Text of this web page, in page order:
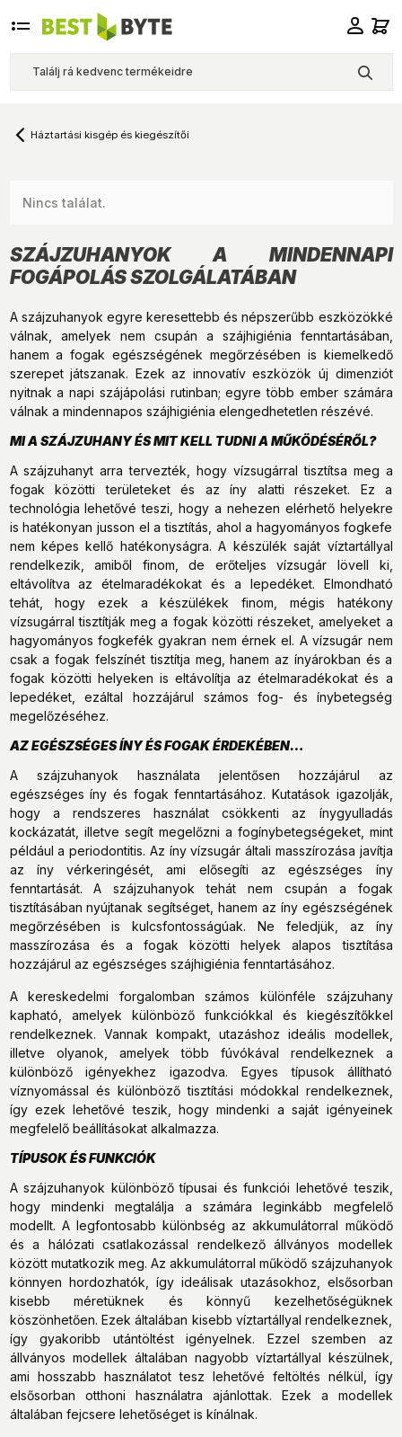
Háztartási kisgép és kiegészítői
Nincs találat.
SZÁJZUHANYOK A MINDENNAPI
FOGÁPOLÁS SZOLGÁLATÁBAN
A szájzuhanyok egyre keresettebb és népszerűbb eszközökké
válnak, amelyek nem csupán a szájhigiénia fenntartásában,
hanem a fogak egészségének megőrzésében is kiemelkedő
szerepet játszanak. Ezek az innovatív eszközök új dimenziót
nyitnak a napi szájápolási rutinban; egyre több ember számára
válnak a mindennapos szájhigiénia elengedhetetlen részévé.
MI A SZÁJZUHANY ÉS MIT KELL TUDNI A MŰKÖDÉSÉRŐL?
A szájzuhanyt arra tervezték, hogy vízsugárral tisztítsa meg a
fogak közötti területeket és az íny alatti részeket. Ez a
technológia lehetővé teszi, hogy a nehezen elérhető helyekre
is hatékonyan jusson el a tisztítás, ahol a hagyományos fogkefe
nem képes kellő hatékonyságra. A készülék saját víztartállyal
rendelkezik, amiből finom, de erőteljes vízsugár lövell ki,
eltávolítva az ételmaradékokat és a lepedéket. Elmondható
tehát, hogy ezek a készülékek finom, mégis hatékony
vízsugárral tisztítják meg a fogak közötti részeket, amelyeket a
hagyományos fogkefék gyakran nem érnek el. A vízsugár nem
csak a fogak felszínét tisztítja meg, hanem az ínyárokban és a
fogak közötti helyeken is eltávolítja az ételmaradékokat és a
lepedéket, ezáltal hozzájárul számos fog- és ínybetegség
megelőzéséhez.
AZ EGÉSZSÉGES ÍNY ÉS FOGAK ÉRDEKÉBEN…
A szájzuhanyok használata jelentősen hozzájárul az
egészséges íny és fogak fenntartásához. Kutatások igazolják,
hogy a rendszeres használat csökkenti az ínygyulladás
kockázatát, illetve segít megelőzni a fogínybetegségeket, mint
például a periodontitis. Az íny vízsugár általi masszírozása javítja
az íny vérkeringését, ami elősegíti az egészséges íny
fenntartását. A szájzuhanyok tehát nem csupán a fogak
tisztításában nyújtanak segítséget, hanem az íny egészségének
megőrzésében is kulcsfontosságúak. Ne feledjük, az íny
masszírozása és a fogak közötti helyek alapos tisztítása
hozzájárul az egészséges szájhigiénia fenntartásához.
A kereskedelmi forgalomban számos különféle szájzuhany
kapható, amelyek különböző funkciókkal és kiegészítőkkel
rendelkeznek. Vannak kompakt, utazáshoz ideális modellek,
illetve olyanok, amelyek több fúvókával rendelkeznek a
különböző igényekhez igazodva. Egyes típusok állítható
víznyomással és különböző tisztítási módokkal rendelkeznek,
így ezek lehetővé teszik, hogy mindenki a saját igényeinek
megfelelő beállításokat alkalmazza.
TÍPUSOK ÉS FUNKCIÓK
A szájzuhanyok különböző típusai és funkciói lehetővé teszik,
hogy mindenki megtalálja a számára leginkább megfelelő
modellt. A legfontosabb különbség az akkumulátorral működő
és a hálózati csatlakozással rendelkező állványos modellek
között mutatkozik meg. Az akkumulátorral működő szájzuhanyok
könnyen hordozhatók, így ideálisak utazásokhoz, elsősorban
kisebb méretüknek és könnyű kezelhetőségüknek
köszönhetően. Ezek általában kisebb víztartállyal rendelkeznek,
így gyakoribb utántöltést igényelnek. Ezzel szemben az
állványos modellek általában nagyobb víztartállyal készülnek,
ami hosszabb használatot tesz lehetővé feltöltés nélkül, így
elsősorban otthoni használatra ajánlottak. Ezek a modellek
általában fejcsere lehetőséget is kínálnak.